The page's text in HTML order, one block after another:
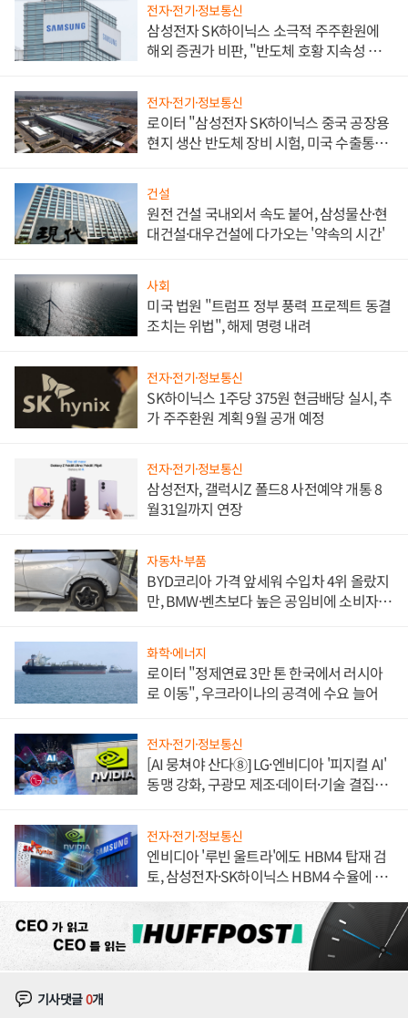
전자·전기·정보통신
삼성전자 SK하이닉스 소극적 주주환원에
해외 증권가 비판, "반도체 호황 지속성 의
전자·전기·정보통신
로이터 "삼성전자 SK하이닉스 중국 공장용
현지 생산 반도체 장비 시험, 미국 수출통제
건설
원전 건설 국내외서 속도 붙어, 삼성물산·현
대건설·대우건설에 다가오는 '약속의 시간'
사회
미국 법원 "트럼프 정부 풍력 프로젝트 동결
조치는 위법", 해제 명령 내려
전자·전기·정보통신
SK하이닉스 1주당 375원 현금배당 실시, 추
가 주주환원 계획 9월 공개 예정
전자·전기·정보통신
삼성전자, 갤럭시Z 폴드8 사전예약 개통 8
월31일까지 연장
자동차·부품
BYD코리아 가격 앞세워 수입차 4위 올랐지
만, BMW·벤츠보다 높은 공임비에 소비자
화학·에너지
로이터 "정제연료 3만 톤 한국에서 러시아
로 이동", 우크라이나의 공격에 수요 늘어
전자·전기·정보통신
[AI 뭉쳐야 산다⑧] LG·엔비디아 '피지컬 AI'
동맹 강화, 구광모 제조·데이터·기술 결집
전자·전기·정보통신
엔비디아 '루빈 울트라'에도 HBM4 탑재 검
토, 삼성전자·SK하이닉스 HBM4 수율에 주
기사댓글0개